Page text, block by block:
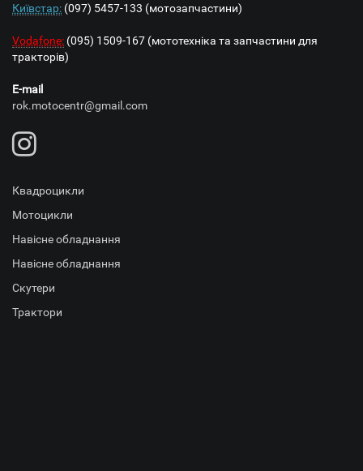
Київстар: (097) 5457-133 (мотозапчастини)
Vodafone: (095) 1509-167 (мототехніка та запчастини для
тракторів)
E-mail
rok.motocentr@gmail.com
Квадроцикли
Мотоцикли
Навісне обладнання
Навісне обладнання
Скутери
Трактори